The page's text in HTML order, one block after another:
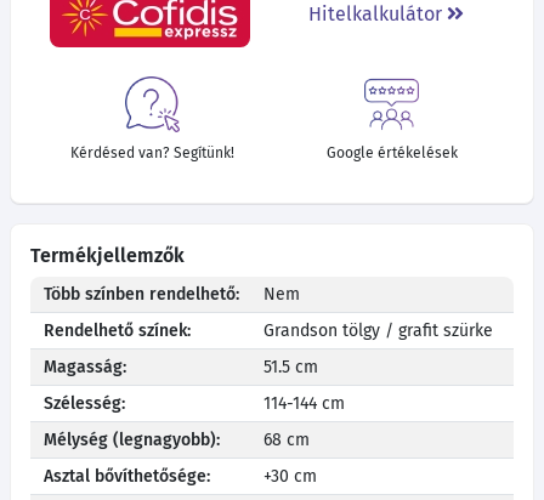
Hitelkalkulátor
Kérdésed van? Segítünk! Google értékelések
Termékjellemzők
Több színben rendelhető:
Nem
Rendelhető színek:
Grandson tölgy / grafit szürke
Magasság:
51.5 cm
Szélesség:
114-144 cm
Mélység (legnagyobb):
68 cm
Asztal bővíthetősége:
+30 cm